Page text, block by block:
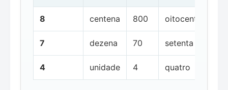
8 centena 800 oitocentos
7 dezena 70 setenta
4 unidade 4 quatro